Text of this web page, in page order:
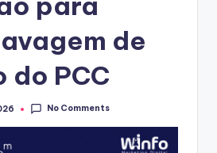
de
do PCC
No Comments